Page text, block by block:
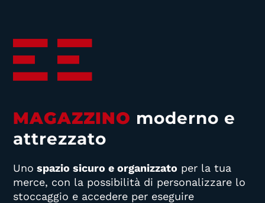
MAGAZZINO moderno e
attrezzato
Uno spazio sicuro e organizzato per la tua
merce, con la possibilità di personalizzare lo
stoccaggio e accedere per eseguire